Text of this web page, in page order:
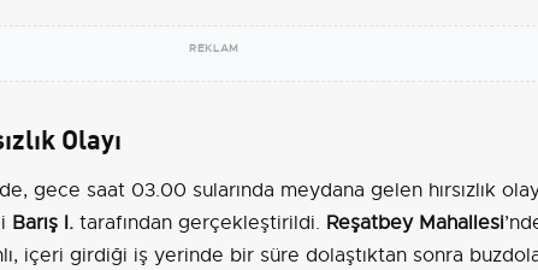
REKLAM
Olayı
gece saat 03.00 sularında meydana gelen hırsızlık
Barış I. tarafından gerçekleştirildi. Reşatbey Mahallesi
içeri girdiği iş yerinde bir süre dolaştıktan sonra